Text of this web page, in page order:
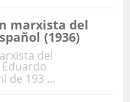
marxista del
(1936)
del
de 193 ...